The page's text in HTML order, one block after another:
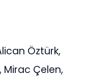
Öztürk,
Mirac Çelen,